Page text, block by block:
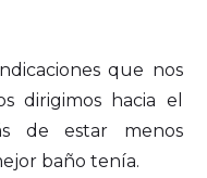
que nos
dirigimos hacia el
de estar menos
baño tenía.